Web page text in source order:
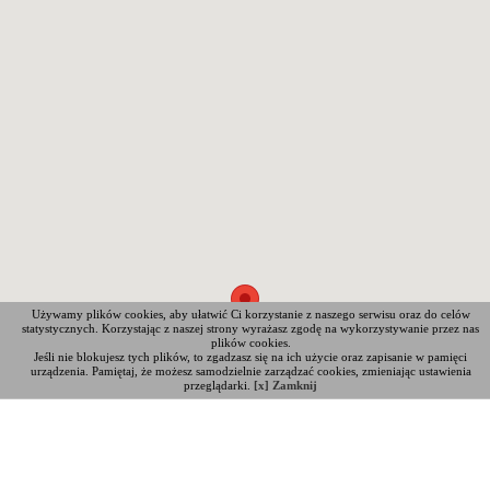
Używamy plików cookies, aby ułatwić Ci korzystanie z naszego serwisu oraz do celów
statystycznych. Korzystając z naszej strony wyrażasz zgodę na wykorzystywanie przez nas
plików cookies.
Jeśli nie blokujesz tych plików, to zgadzasz się na ich użycie oraz zapisanie w pamięci
urządzenia. Pamiętaj, że możesz samodzielnie zarządzać cookies, zmieniając ustawienia
przeglądarki. [x] Zamknij